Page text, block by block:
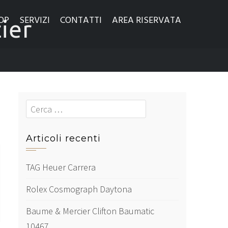
SERVIZI CONTATTI AREA RISERVATA
Cerca
Articoli recenti
TAG Heuer Carrera
Rolex Cosmograph Daytona
Baume & Mercier Clifton Baumatic